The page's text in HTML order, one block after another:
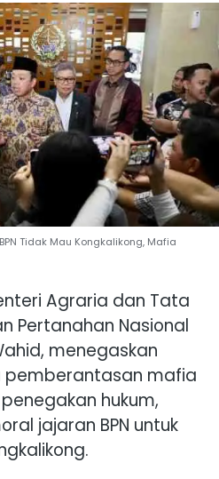
Tidak Mau Kongkalikong, Mafia
Agraria dan Tata
Pertanahan Nasional
menegaskan
pemberantasan mafia
hukum,
jajaran BPN untuk